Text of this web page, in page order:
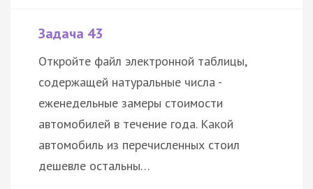
Задача 43
Откройте файл электронной таблицы,
содержащей натуральные числа -
еженедельные замеры стоимости
автомобилей в течение года. Какой
автомобиль из перечисленных стоил
дешевле остальны…